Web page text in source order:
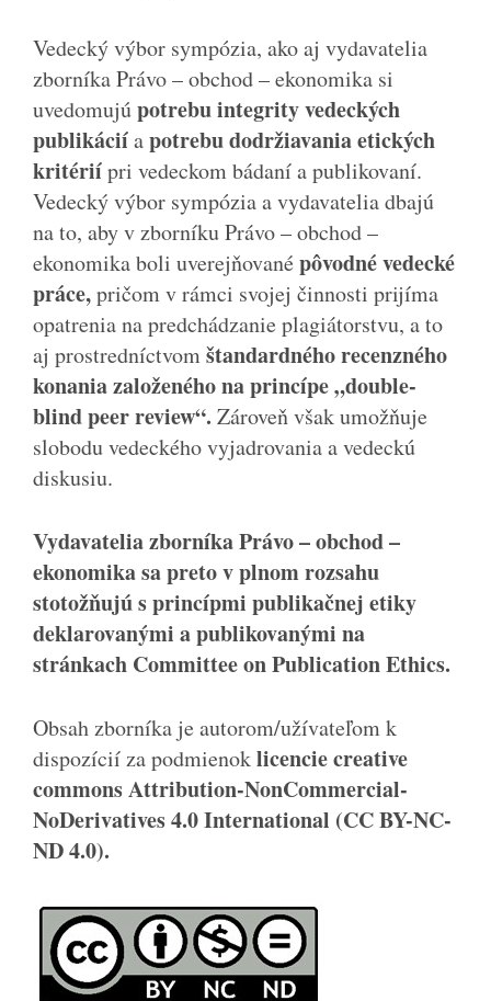
Vedecký výbor sympózia, ako aj vydavatelia
zborníka Právo – obchod – ekonomika si
uvedomujúpotrebu integrity vedeckých
publikáciíapotrebu dodržiavania etických
kritériípri vedeckom bádaní a publikovaní.
Vedecký výbor sympózia a vydavatelia dbajú
na to, aby v zborníku Právo – obchod –
ekonomika boli uverejňovanépôvodné vedecké
práce,pričom v rámci svojej činnosti prijíma
opatrenia na predchádzanie plagiátorstvu, a to
aj prostredníctvomštandardného recenzného
konania založeného na princípe „double-
blind peer review“. Zároveň však umožňuje
slobodu vedeckého vyjadrovania a vedeckú
diskusiu.
Vydavatelia zborníka Právo – obchod –
ekonomika sa preto v plnom rozsahu
stotožňujú s princípmi publikačnej etiky
deklarovanými a publikovanými na
stránkach Committee on Publication Ethics.
Obsah zborníka je autorom/užívateľom k
dispozícií za podmienoklicencie creative
commons Attribution-NonCommercial-
NoDerivatives 4.0 International (CC BY-NC-
ND 4.0).